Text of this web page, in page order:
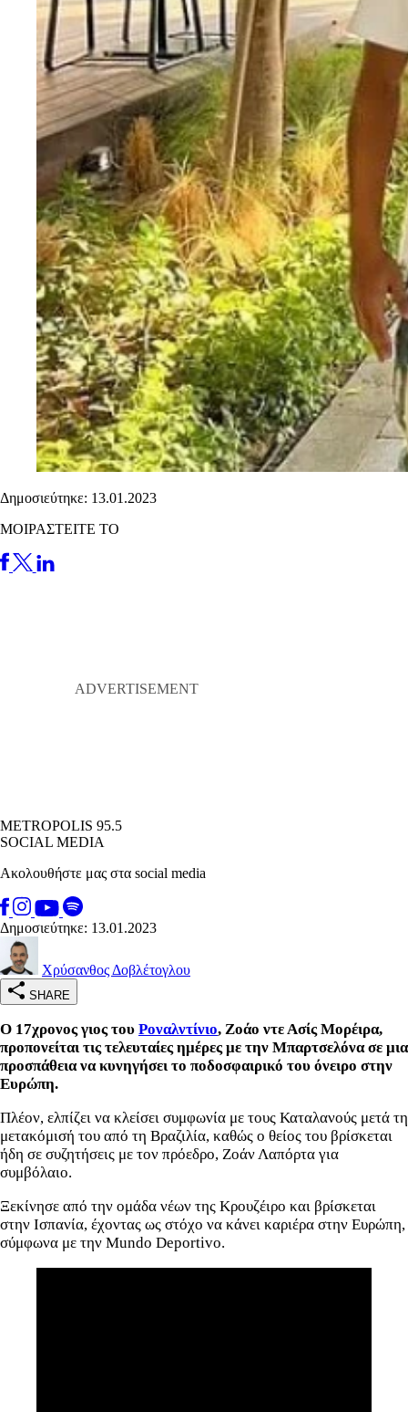
Δημοσιεύτηκε: 13.01.2023
ΜΟΙΡΑΣΤΕΙΤΕ ΤΟ
METROPOLIS 95.5
SOCIAL MEDIA
Ακολουθήστε μας στα social media
Δημοσιεύτηκε: 13.01.2023
Χρύσανθος Δοβλέτογλου
SHARE
Ο 17χρονος γιος του Ροναλντίνιο, Ζοάο ντε Ασίς Μορέιρα,
προπονείται τις τελευταίες ημέρες με την Μπαρτσελόνα σε μια
προσπάθεια να κυνηγήσει το ποδοσφαιρικό του όνειρο στην
Ευρώπη.
Πλέον, ελπίζει να κλείσει συμφωνία με τους Καταλανούς μετά τη
μετακόμισή του από τη Βραζιλία, καθώς ο θείος του βρίσκεται
ήδη σε συζητήσεις με τον πρόεδρο, Ζοάν Λαπόρτα για
συμβόλαιο.
Ξεκίνησε από την ομάδα νέων της Κρουζέιρο και βρίσκεται
στην Ισπανία, έχοντας ως στόχο να κάνει καριέρα στην Ευρώπη,
σύμφωνα με την Mundo Deportivo.